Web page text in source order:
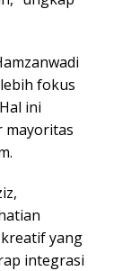
fokus
ini
mayoritas
yang
integrasi